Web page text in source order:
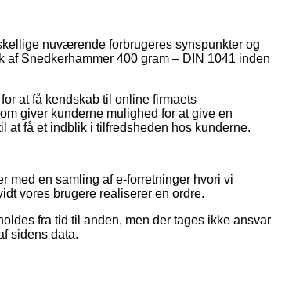
nuværende forbrugeres synspunkter og
Snedkerhammer 400 gram – DIN 1041 inden
at få kendskab til online firmaets
giver kunderne mulighed for at give en
at få et indblik i tilfredsheden hos kunderne.
med en samling af e-forretninger hvori vi
vores brugere realiserer en ordre.
fra tid til anden, men der tages ikke ansvar
sidens data.